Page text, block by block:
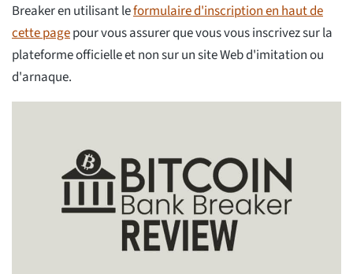
Breaker en utilisant leformulaire d'inscription en haut de
cette pagepour vous assurer que vous vous inscrivez sur la
plateforme officielle et non sur un site Web d'imitation ou
d'arnaque.